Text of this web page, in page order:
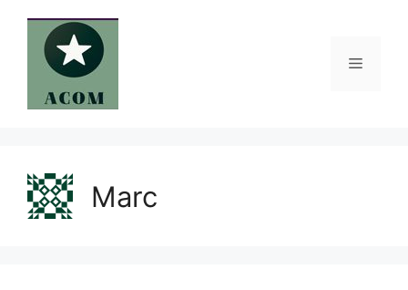
contenu
Menu
Marc